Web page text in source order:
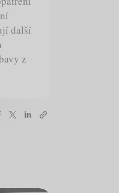
další
z